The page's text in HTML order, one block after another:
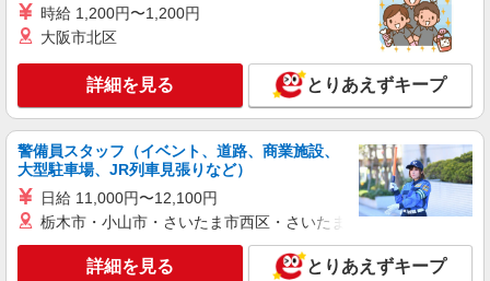
大田原市｜まずは送迎業務で活躍しよう◎デイ
時給1500円〜2125円 ＜日払い有/週払い有/交
通費全支給(ガソリン代含む)＞
大田原市内多数 マイカー通勤OK
キープ 詳細を見る
派遣社員
株式会社kotrio /●UT-H-2028496
≪大田原市≫日勤のみ＆残業ナシ！お迎えに間
に合うデイサービス
時給 1,200円〜1,200円
大阪市北区
詳細を見る とりあえずキープ
警備員スタッフ（イベント、道路、商業施設、
大型駐車場、JR列車見張りなど）
日給 11,000円〜12,100円
栃木市・小山市・さいたま市西区・さいたま市岩槻区・久喜市・
詳細を見る とりあえずキープ